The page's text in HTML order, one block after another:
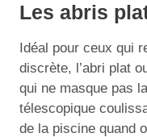
Les abris
Idéal pour ceux qui
discrète, l’abri plat
qui ne masque pas
télescopique
de la piscine quand